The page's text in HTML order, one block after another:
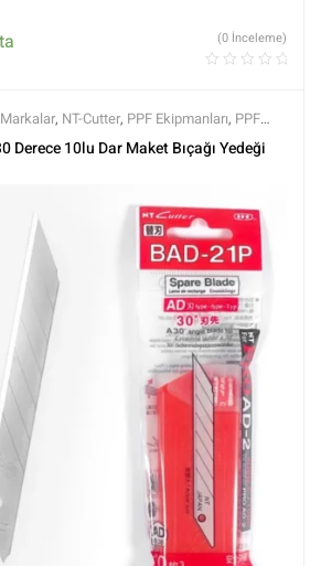
(0 İnceleme)
Markalar, NT-Cutter, PPF Ekipmanları, PPF
,Tüm Ürünler
Derece 10lu Dar Maket Bıçağı Yedeği